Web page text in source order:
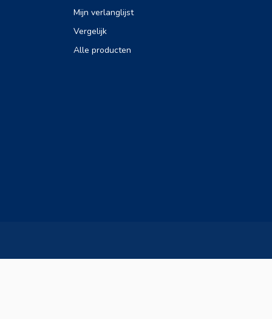
Mijn verlanglijst
Vergelijk
Alle producten